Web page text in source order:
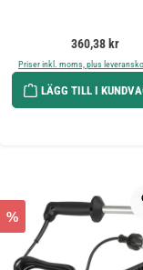
Ordinarie pris:
360,38 kr
Priser inkl. moms, plus
LÄGG TILL I
%